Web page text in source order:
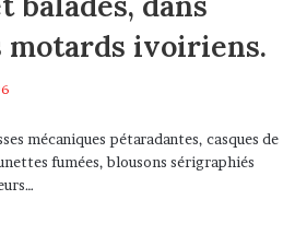
motards ivoiriens.
mécaniques pétaradantes, casques de
fumées, blousons sérigraphiés